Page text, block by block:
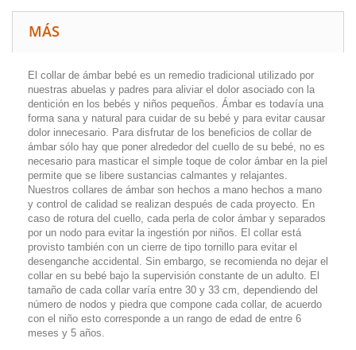
MÁS
El collar de ámbar bebé es un remedio tradicional utilizado por
nuestras abuelas y padres para aliviar el dolor asociado con la
dentición en los bebés y niños pequeños. Ámbar es todavía una
forma sana y natural para cuidar de su bebé y para evitar causar
dolor innecesario. Para disfrutar de los beneficios de collar de
ámbar sólo hay que poner alrededor del cuello de su bebé, no es
necesario para masticar el simple toque de color ámbar en la piel
permite que se libere sustancias calmantes y relajantes.
Nuestros collares de ámbar son hechos a mano hechos a mano
y control de calidad se realizan después de cada proyecto. En
caso de rotura del cuello, cada perla de color ámbar y separados
por un nodo para evitar la ingestión por niños. El collar está
provisto también con un cierre de tipo tornillo para evitar el
desenganche accidental. Sin embargo, se recomienda no dejar el
collar en su bebé bajo la supervisión constante de un adulto. El
tamaño de cada collar varía entre 30 y 33 cm, dependiendo del
número de nodos y piedra que compone cada collar, de acuerdo
con el niño esto corresponde a un rango de edad de entre 6
meses y 5 años.